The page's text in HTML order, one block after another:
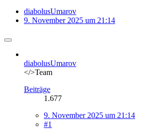
diabolusUmarov
9. November 2025 um 21:14
diabolusUmarov
</>Team
Beiträge
1.677
9. November 2025 um 21:14
#1